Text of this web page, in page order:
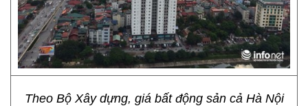
Theo Bộ Xây dựng, giá bất động sản cả Hà Nội